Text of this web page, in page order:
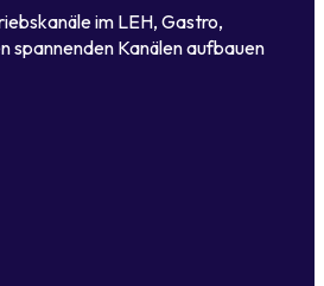
im LEH, Gastro,
spannenden Kanälen aufbauen